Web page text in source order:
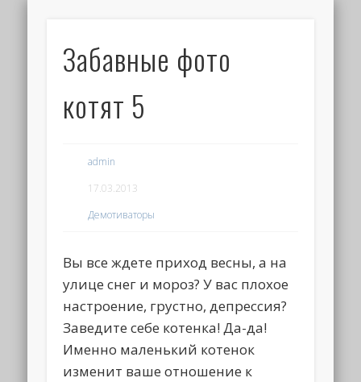
Забавные фото
котят 5
admin
17.03.2013
Демотиваторы
Вы все ждете приход весны, а на
улице снег и мороз? У вас плохое
настроение, грустно, депрессия?
Заведите себе котенка! Да-да!
Именно маленький котенок
изменит ваше отношение к